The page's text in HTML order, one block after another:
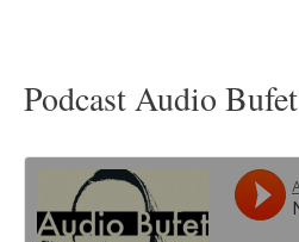
Podcast Audio Bufet